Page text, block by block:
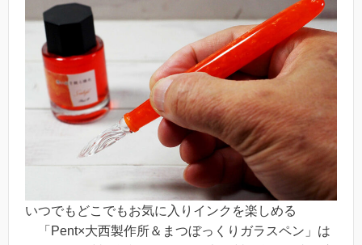
いつでもどこでもお気に入りインクを楽しめる
「Pent×大西製作所＆まつぼっくりガラスペン」は